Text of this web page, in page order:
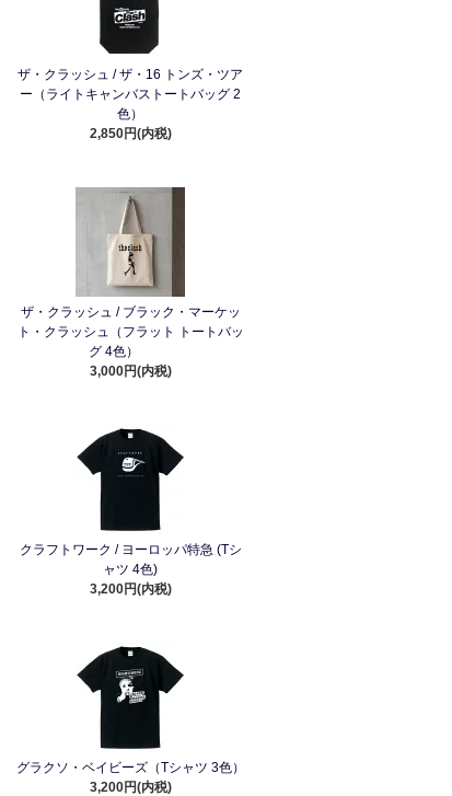
ザ・クラッシュ / ザ・16 トンズ・ツア
ー（ライトキャンバストートバッグ 2
色）
2,850円(内税)
ザ・クラッシュ / ブラック・マーケッ
ト・クラッシュ（フラット トートバッ
グ 4色）
3,000円(内税)
クラフトワーク / ヨーロッパ特急 (Tシ
ャツ 4色)
3,200円(内税)
グラクソ・ベイビーズ（Tシャツ 3色）
3,200円(内税)